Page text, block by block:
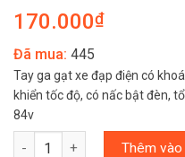
170.000₫
Đã mua: 445
Tay ga gạt xe đạp điện có
khiển tốc độ, có nấc bật đèn,
84v
Số lượng Thêm